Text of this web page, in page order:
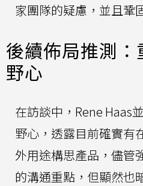
家團隊的疑慮，並且鞏
後續佈局推測
野心
在訪談中，Rene Haas
野心，透露目前確實有
外用途構思產品，儘管
的溝通重點，但顯然也